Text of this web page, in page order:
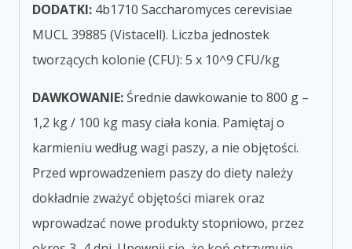
DODATKI: 4b1710 Saccharomyces cerevisiae
MUCL 39885 (Vistacell). Liczba jednostek
tworzących kolonie (CFU): 5 x 10^9 CFU/kg
DAWKOWANIE: Średnie dawkowanie to 800 g –
1,2 kg / 100 kg masy ciała konia. Pamiętaj o
karmieniu według wagi paszy, a nie objętości.
Przed wprowadzeniem paszy do diety należy
dokładnie zważyć objętości miarek oraz
wprowadzać nowe produkty stopniowo, przez